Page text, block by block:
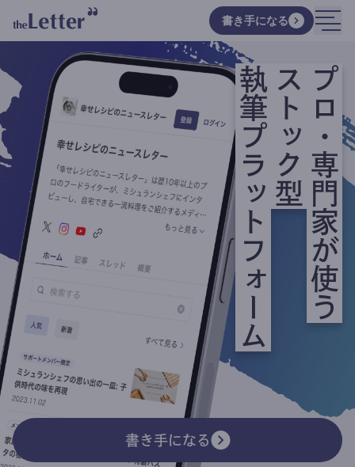
書き手になる
プロ・専門家が使う
ストック型
執筆プラットフォーム
書き手になる